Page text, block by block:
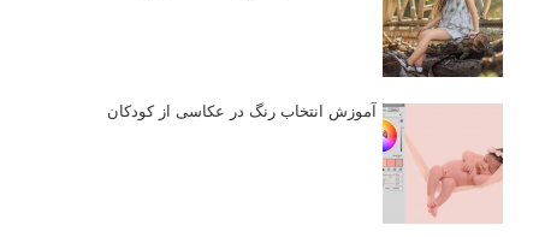
آموزش انتخاب رنگ در عکاسی از کودکان